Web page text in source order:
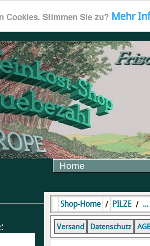
Cookies. Stimmen Sie zu? Mehr
Home
Shop-Home / PILZE /
Versand Datenschutz